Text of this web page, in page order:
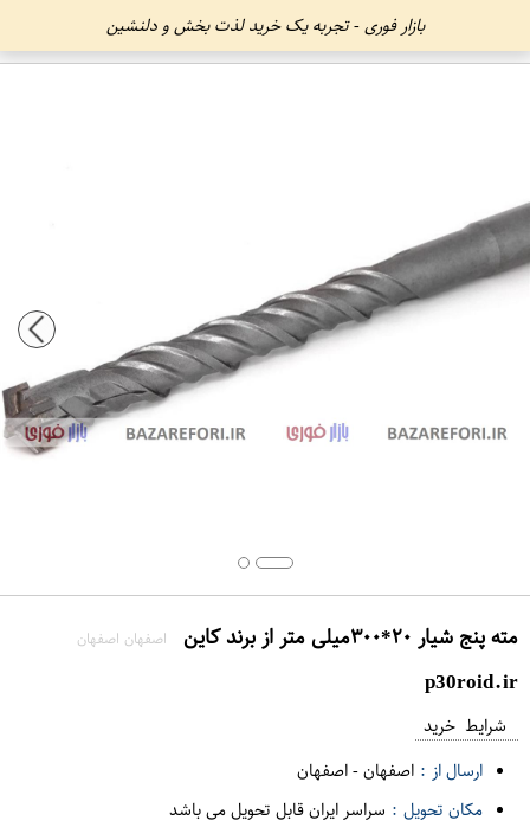
بازار فوری - تجربه یک خرید لذت بخش و دلنشین
مته پنج شیار ۲۰*۳۰۰میلی متر از برند کاین اصفهان اصفهان
p30roid.ir
شرایط خرید
ارسال از : اصفهان-اصفهان
مکان تحویل : سراسر ایران قابل تحویل می باشد